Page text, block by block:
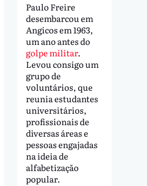
Paulo Freire
desembarcou em
Angicos em 1963,
um ano antes do
golpe militar.
Levou consigo um
grupo de
voluntários, que
reunia estudantes
universitários,
profissionais de
diversas áreas e
pessoas engajadas
na ideia de
alfabetização
popular.